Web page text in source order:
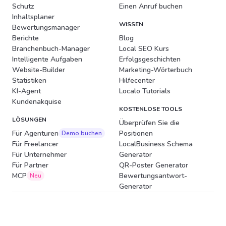
Schutz
Inhaltsplaner
Bewertungsmanager
Berichte
Branchenbuch-Manager
Intelligente Aufgaben
Website-Builder
Statistiken
KI-Agent
Kundenakquise
LÖSUNGEN
Für Agenturen Demo buchen
Für Freelancer
Für Unternehmer
Für Partner
MCP Neu
Einen Anruf buchen
WISSEN
Blog
Local SEO Kurs
Erfolgsgeschichten
Marketing-Wörterbuch
Hilfecenter
Localo Tutorials
KOSTENLOSE TOOLS
Überprüfen Sie die
Positionen
LocalBusiness Schema
Generator
QR-Poster Generator
Bewertungsantwort-
Generator